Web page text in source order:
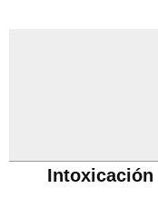
Intoxicación